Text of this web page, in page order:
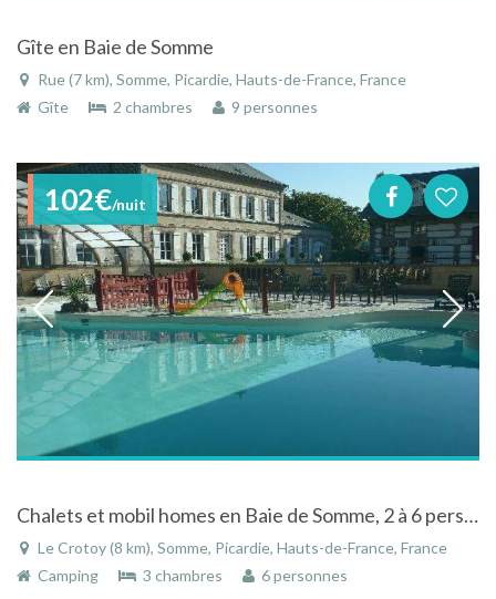
Gîte en Baie de Somme
Rue (7 km), Somme, Picardie, Hauts-de-France, France
Gîte
2 chambres 9 personnes
102€/nuit
Chalets et mobil homes en Baie de Somme, 2 à 6 pers avec piscine couverte, tennis, sauna, balnéo
Le Crotoy (8 km), Somme, Picardie, Hauts-de-France, France
Camping
3 chambres 6 personnes